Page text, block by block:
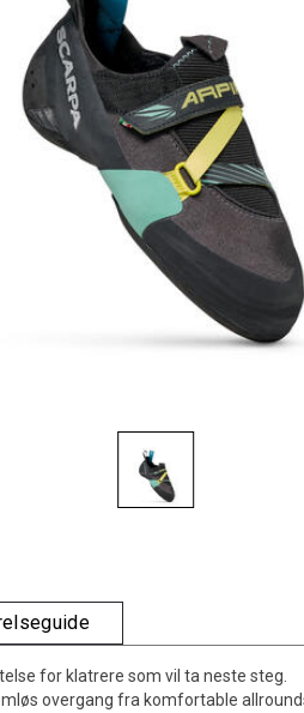
for klatrere som vil ta neste steg.
overgang fra komfortable